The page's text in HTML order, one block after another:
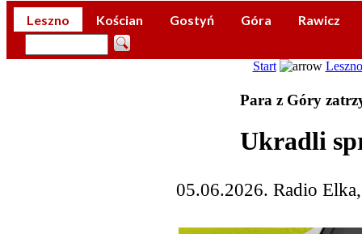
Leszno Kościan Gostyń Góra Rawicz
Start Leszno
Para z Góry
Ukradli
05.06.2026. Radio